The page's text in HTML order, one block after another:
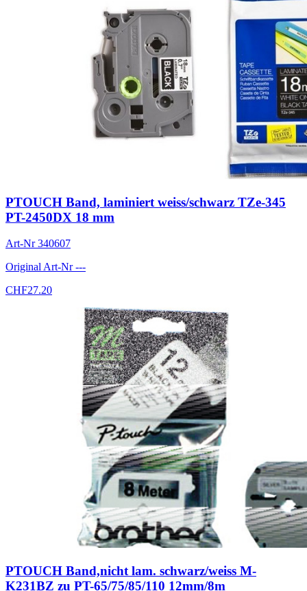
PTOUCH Band, laminiert weiss/schwarz TZe-345
PT-2450DX 18 mm
Art-Nr340607
Original Art-Nr---
CHF27.20
PTOUCH Band,nicht lam. schwarz/weiss M-
K231BZ zu PT-65/75/85/110 12mm/8m